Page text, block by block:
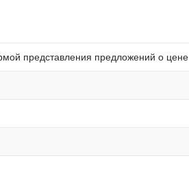
представления предложений о цене